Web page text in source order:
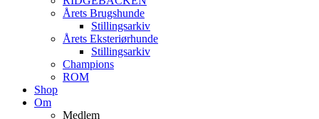
Årets Brugshunde
Stillingsarkiv
Årets Eksteriørhunde
Stillingsarkiv
Champions
ROM
Shop
Om
Medlem